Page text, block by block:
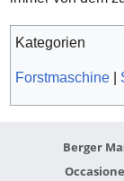
Kategorien
Forstmaschine|
Berger